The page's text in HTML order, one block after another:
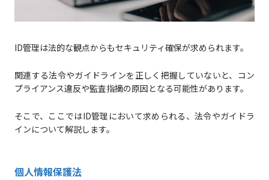
ID管理は法的な観点からもセキュリティ確保が求められます。
関連する法令やガイドラインを正しく把握していないと、コン
プライアンス違反や監査指摘の原因となる可能性があります。
そこで、ここではID管理において求められる、法令やガイドラ
インについて解説します。
個人情報保護法